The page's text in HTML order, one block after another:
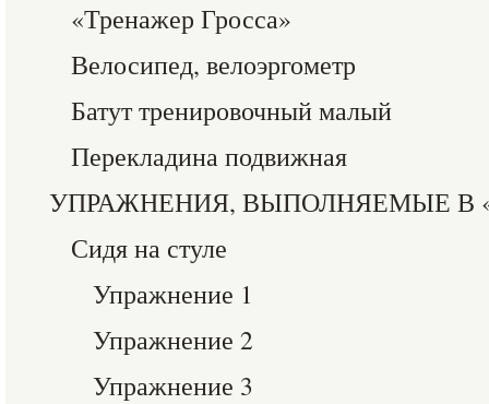
«Тренажер Гросса»
Велосипед, велоэргометр
Батут тренировочный малый
Перекладина подвижная
УПРАЖНЕНИЯ, ВЫПОЛНЯЕМЫЕ В
Сидя на стуле
Упражнение 1
Упражнение 2
Упражнение 3